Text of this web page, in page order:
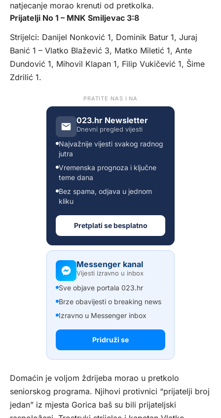
natjecanje morao krenuti od pretkolka.
Prijatelji No 1 – MNK Smiljevac 3:8
Strijelci: Danijel Nonković 1, Dominik Batur 1, Juraj
Banić 1 – Vlatko Blažević 3, Matko Miletić 1, Ante
Dundović 1, Mihovil Klapan 1, Filip Vukičević 1, Šime
Zdrilić 1.
PRATITE NAS I NA
023.hr Newsletter
Dnevni pregled vijesti
Najvažnije vijesti svakog radnog
jutra
Vremenska prognoza i ključne
teme dana
Bez spama, odjava u jednom
kliku
Pretplati se besplatno
Messenger kanal
Vijesti izravno u inbox
Sve objave portala 023.hr
Brze obavijesti o breaking news
Izravno u Messenger inbox
Pridruži se
Domaćin je voljom ždrijeba morao u pretkolo
seniorskog programa. Njihovi protivnici “prijatelji broj
jedan” iz mjesta Gorica baš su bili prijateljski